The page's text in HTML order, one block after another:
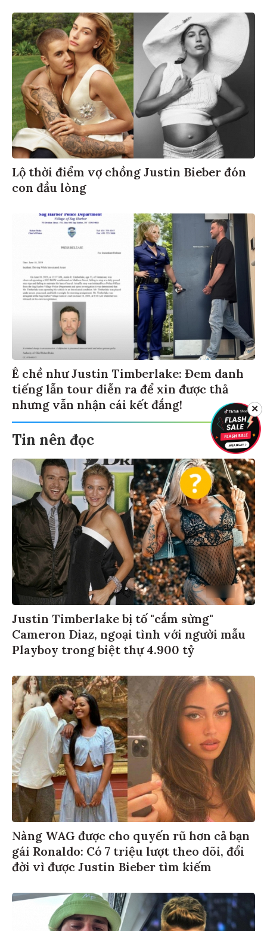
Lộ thời điểm vợ chồng Justin Bieber đón
con đầu lòng
Ê chề như Justin Timberlake: Đem danh
tiếng lẫn tour diễn ra để xin được thả
nhưng vẫn nhận cái kết đắng!
Tin nên đọc
Justin Timberlake bị tố "cắm sừng"
Cameron Diaz, ngoại tình với người mẫu
Playboy trong biệt thự 4.900 tỷ
Nàng WAG được cho quyến rũ hơn cả bạn
gái Ronaldo: Có 7 triệu lượt theo dõi, đổi
đời vì được Justin Bieber tìm kiếm
✕